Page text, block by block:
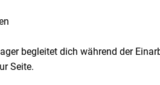
begleitet dich während der
Seite.